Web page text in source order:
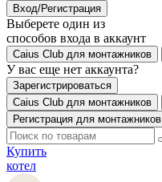
Вход/Регистрация
Выберете один из
способов входа в аккаунт
Caius Club для монтажников
У вас еще нет аккаунта?
Зарегистрироваться
Caius Club для монтажников
Регистрация для монтажников
Купить
котел